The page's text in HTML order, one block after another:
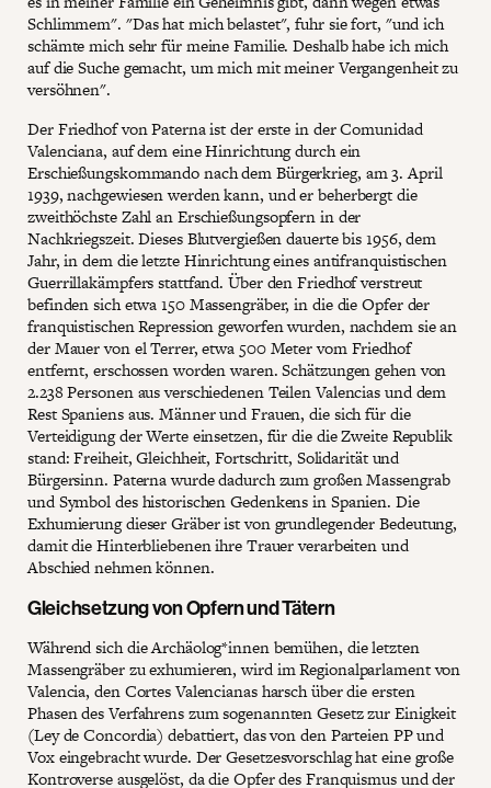
Schlimmem". "Das hat mich belastet", fuhr sie fort, "und ich
schämte mich sehr für meine Familie. Deshalb habe ich mich
auf die Suche gemacht, um mich mit meiner Vergangenheit zu
versöhnen".
Der Friedhof von Paterna ist der erste in der Comunidad
Valenciana, auf dem eine Hinrichtung durch ein
Erschießungskommando nach dem Bürgerkrieg, am 3. April
1939, nachgewiesen werden kann, und er beherbergt die
zweithöchste Zahl an Erschießungsopfern in der
Nachkriegszeit. Dieses Blutvergießen dauerte bis 1956, dem
Jahr, in dem die letzte Hinrichtung eines antifranquistischen
Guerrillakämpfers stattfand. Über den Friedhof verstreut
befinden sich etwa 150 Massengräber, in die die Opfer der
franquistischen Repression geworfen wurden, nachdem sie an
der Mauer von el Terrer, etwa 500 Meter vom Friedhof
entfernt, erschossen worden waren. Schätzungen gehen von
2.238 Personen aus verschiedenen Teilen Valencias und dem
Rest Spaniens aus. Männer und Frauen, die sich für die
Verteidigung der Werte einsetzen, für die die Zweite Republik
stand: Freiheit, Gleichheit, Fortschritt, Solidarität und
Bürgersinn. Paterna wurde dadurch zum großen Massengrab
und Symbol des historischen Gedenkens in Spanien. Die
Exhumierung dieser Gräber ist von grundlegender Bedeutung,
damit die Hinterbliebenen ihre Trauer verarbeiten und
Abschied nehmen können.
Gleichsetzung von Opfern und Tätern
Während sich die Archäolog*innen bemühen, die letzten
Massengräber zu exhumieren, wird im Regionalparlament von
Valencia, den Cortes Valencianas harsch über die ersten
Phasen des Verfahrens zum sogenannten Gesetz zur Einigkeit
(Ley de Concordia) debattiert, das von den Parteien PP und
Vox eingebracht wurde. Der Gesetzesvorschlag hat eine große
Kontroverse ausgelöst, da die Opfer des Franquismus und der